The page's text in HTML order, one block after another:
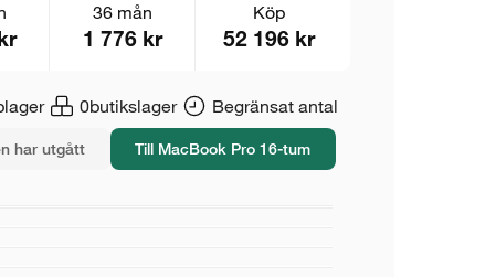
0butikslager Begränsat antal
36 mån
1 776 kr
Köp
52 196 kr
har utgått Till MacBook Pro 16-tum